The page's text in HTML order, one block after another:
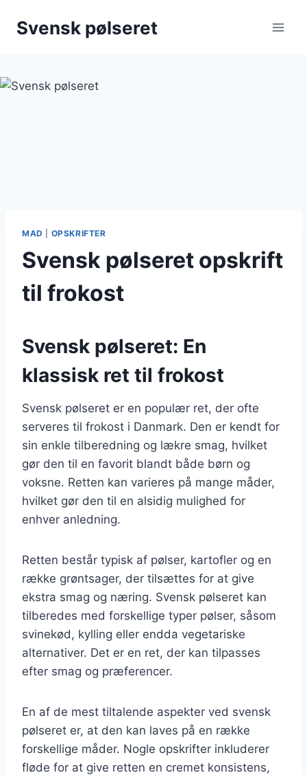
Svensk pølseret
MAD OPSKRIFTER
Svensk pølseret opskrift
til frokost
Svensk pølseret: En
klassisk ret til frokost
Svensk pølseret er en populær ret, der ofte
serveres til frokost i Danmark. Den er kendt for
sin enkle tilberedning og lækre smag, hvilket
gør den til en favorit blandt både børn og
voksne. Retten kan varieres på mange måder,
hvilket gør den til en alsidig mulighed for
enhver anledning.
Retten består typisk af pølser, kartofler og en
række grøntsager, der tilsættes for at give
ekstra smag og næring. Svensk pølseret kan
tilberedes med forskellige typer pølser, såsom
svinekød, kylling eller endda vegetariske
alternativer. Det er en ret, der kan tilpasses
efter smag og præferencer.
En af de mest tiltalende aspekter ved svensk
pølseret er, at den kan laves på en række
forskellige måder. Nogle opskrifter inkluderer
fløde for at give retten en cremet konsistens,